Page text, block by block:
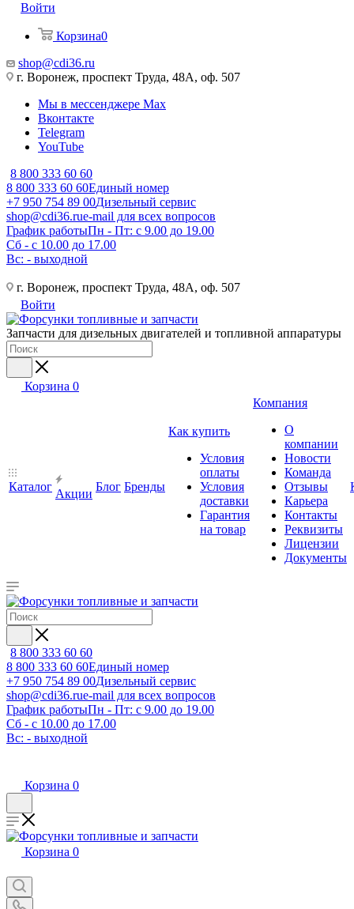
Войти
Корзина0
shop@cdi36.ru
г. Воронеж, проспект Труда, 48А, оф. 507
Мы в мессенджере Max
Вконтакте
Telegram
YouTube
8 800 333 60 60
8 800 333 60 60Единый номер
+7 950 754 89 00Дизельный сервис
shop@cdi36.rue-mail для всех вопросов
График работыПн - Пт: с 9.00 до 19.00
Сб - с 10.00 до 17.00
Вс: - выходной
г. Воронеж, проспект Труда, 48А, оф. 507
Войти
Запчасти для дизельных двигателей и топливной аппаратуры
Корзина 0
Каталог
Акции
Блог Бренды
Как купить
Условия
оплаты
Условия
доставки
Гарантия
на товар
Компания
О
компании
Новости
Команда
Отзывы
Карьера
Контакты
Реквизиты
Лицензии
Документы
8 800 333 60 60
8 800 333 60 60Единый номер
+7 950 754 89 00Дизельный сервис
shop@cdi36.rue-mail для всех вопросов
График работыПн - Пт: с 9.00 до 19.00
Сб - с 10.00 до 17.00
Вс: - выходной
Корзина 0
Корзина 0